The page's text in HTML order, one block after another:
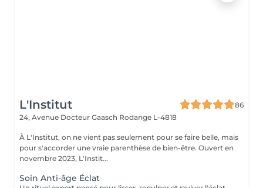
L'Institut
86
24, Avenue Docteur Gaasch Rodange L-4818
À L'Institut, on ne vient pas seulement pour se faire belle, mais
pour s'accorder une vraie parenthèse de bien-être. Ouvert en
novembre 2023, L'Instit...
Soin Anti-âge Éclat